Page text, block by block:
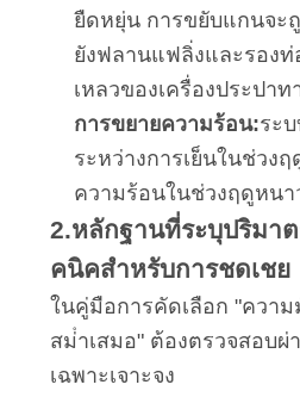
ความยืดหยุ่น การขยับแกนจะ
ยังฟลานแฟลิ่งและรอง
เหลวของเครื่องประปาท
การขยายความร้อน:ระ
ระหว่างการเย็นในช่วง
ความร้อนในช่วงฤดูหนา
2.หลักฐานที่ระบุปริมา
คนิคสําหรับการชดเชย
ในคู่มือการคัดเลือก "ควา
สม่ําเสมอ" ต้องตรวจสอบผ่
เฉพาะเจาะจง